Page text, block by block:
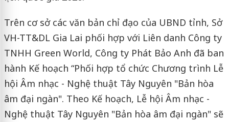
Trên cơ sở các văn bản chỉ đạo của UBND tỉnh, Sở
VH-TT&DL Gia Lai phối hợp với Liên danh Công ty
TNHH Green World, Công ty Phát Bảo Anh đã ban
hành Kế hoạch “Phối hợp tổ chức Chương trình Lễ
hội Âm nhạc - Nghệ thuật Tây Nguyên "Bản hòa
âm đại ngàn". Theo Kế hoạch, Lễ hội Âm nhạc -
Nghệ thuật Tây Nguyên "Bản hòa âm đại ngàn" sẽ